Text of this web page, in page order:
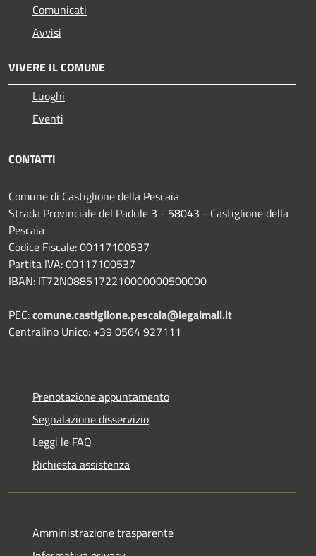
Comunicati
Avvisi
VIVERE IL COMUNE
Luoghi
Eventi
CONTATTI
Comune di Castiglione della Pescaia
Strada Provinciale del Padule 3 - 58043 - Castiglione della
Pescaia
Codice Fiscale: 00117100537
Partita IVA: 00117100537
IBAN: IT72N0885172210000000500000
PEC:comune.castiglione.pescaia@legalmail.it
Centralino Unico: +39 0564 927111
Prenotazione appuntamento
Segnalazione disservizio
Leggi le FAQ
Richiesta assistenza
Amministrazione trasparente